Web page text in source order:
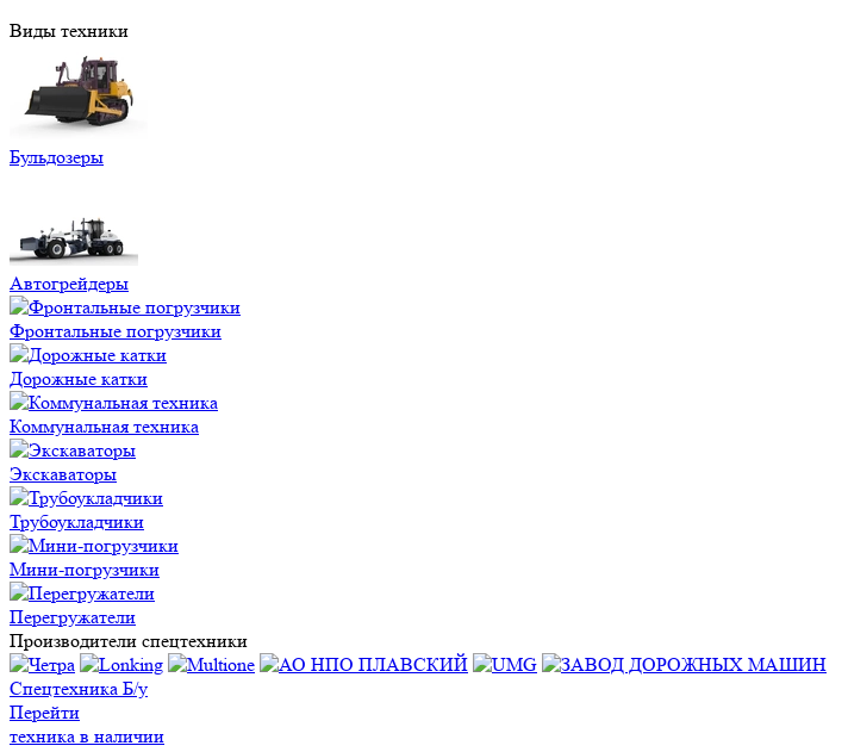
Виды техники
Бульдозеры
Автогрейдеры
Фронтальные погрузчики
Дорожные катки
Коммунальная техника
Экскаваторы
Трубоукладчики
Мини-погрузчики
Перегружатели
Производители спецтехники
Спецтехника Б/у
Перейти
техника в наличии